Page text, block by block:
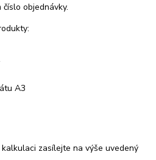
objednávky.
A3
zasílejte na výše uvedený